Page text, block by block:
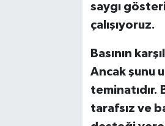
saygı
çalışıyoruz.
Basının
Ancak şunu
teminatıdır.
tarafsız ve